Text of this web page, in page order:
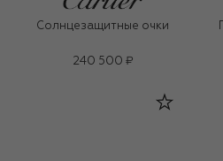
Солнцезащитные очки
240 500 ₽